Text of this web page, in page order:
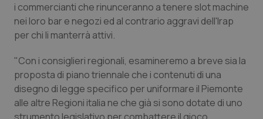
Lombardia
Molise
Piemonte
Dolore
Epatiti
HIV
i commercianti che rinunceranno a tenere slot machine
nei loro bar e negozi ed al contrario aggravi dell'Irap
per chi li manterrà attivi.
"Con i consiglieri regionali, esamineremo a breve sia la
proposta di piano triennale che i contenuti di una
disegno di legge specifico per uniformare il Piemonte
alle altre Regioni italia ne che già si sono dotate di uno